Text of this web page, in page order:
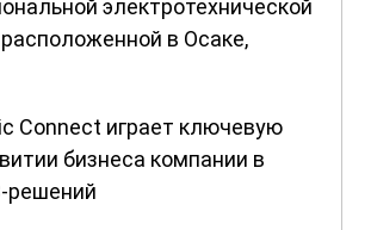
электротехнической
в Осаке,
Connect играет ключевую
бизнеса компании в
решений